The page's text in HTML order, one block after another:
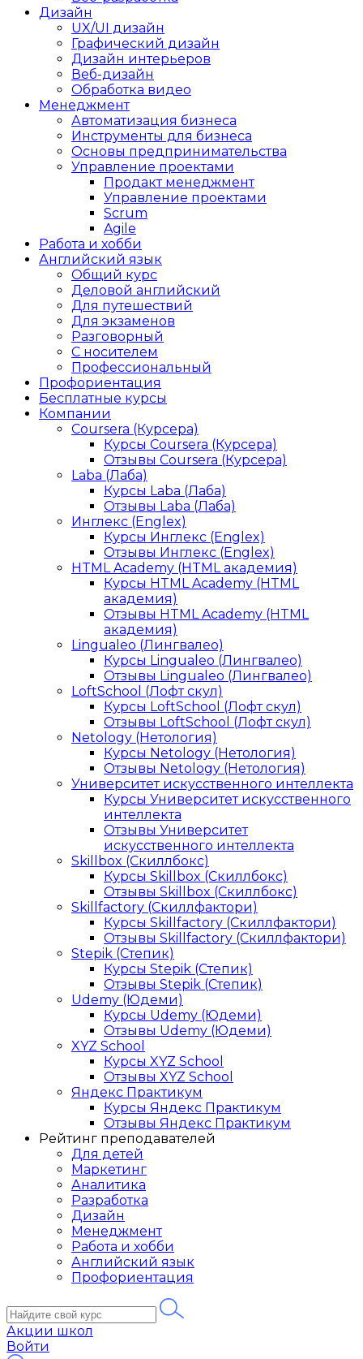
Дизайн
UX/UI дизайн
Графический дизайн
Дизайн интерьеров
Веб-дизайн
Обработка видео
Менеджмент
Автоматизация бизнеса
Инструменты для бизнеса
Основы предпринимательства
Управление проектами
Продакт менеджмент
Управление проектами
Scrum
Agile
Работа и хобби
Английский язык
Общий курс
Деловой английский
Для путешествий
Для экзаменов
Разговорный
С носителем
Профессиональный
Профориентация
Бесплатные курсы
Компании
Coursera (Курсера)
Курсы Coursera (Курсера)
Отзывы Coursera (Курсера)
Laba (Лаба)
Курсы Laba (Лаба)
Отзывы Laba (Лаба)
Инглекс (Englex)
Курсы Инглекс (Englex)
Отзывы Инглекс (Englex)
HTML Academy (HTML академия)
Курсы HTML Academy (HTML
академия)
Отзывы HTML Academy (HTML
академия)
Lingualeo (Лингвалео)
Курсы Lingualeo (Лингвалео)
Отзывы Lingualeo (Лингвалео)
LoftSchool (Лофт скул)
Курсы LoftSchool (Лофт скул)
Отзывы LoftSchool (Лофт скул)
Netology (Нетология)
Курсы Netology (Нетология)
Отзывы Netology (Нетология)
Университет искусственного интеллекта
Курсы Университет искусственного
интеллекта
Отзывы Университет
искусственного интеллекта
Skillbox (Скиллбокс)
Курсы Skillbox (Скиллбокс)
Отзывы Skillbox (Скиллбокс)
Skillfactory (Скиллфактори)
Курсы Skillfactory (Скиллфактори)
Отзывы Skillfactory (Скиллфактори)
Stepik (Степик)
Курсы Stepik (Степик)
Отзывы Stepik (Степик)
Udemy (Юдеми)
Курсы Udemy (Юдеми)
Отзывы Udemy (Юдеми)
XYZ School
Курсы XYZ School
Отзывы XYZ School
Яндекс Практикум
Курсы Яндекс Практикум
Отзывы Яндекс Практикум
Рейтинг преподавателей
Для детей
Маркетинг
Аналитика
Разработка
Дизайн
Менеджмент
Работа и хобби
Английский язык
Профориентация
Акции школ
Войти